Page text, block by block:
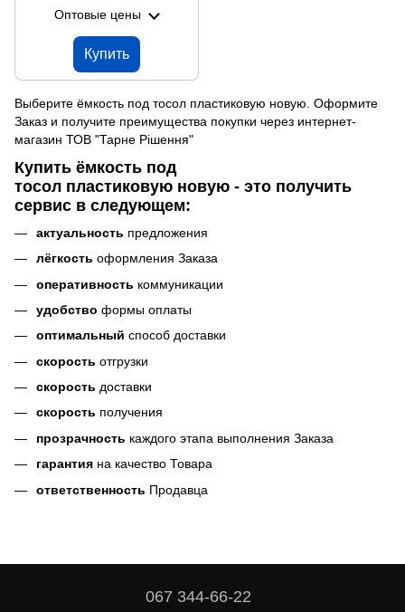
Оптовые цены
Купить
Выберите ёмкость под тосол пластиковую новую. Оформите
Заказ и получите преимущества покупки через интернет-
магазин ТОВ "Тарне Рішення"
Купить ёмкость под
тосол пластиковую новую - это получить
сервис в следующем:
актуальность предложения
лёгкость оформления Заказа
оперативность коммуникации
удобство формы оплаты
оптимальный способ доставки
скорость отгрузки
скорость доставки
скорость получения
прозрачность каждого этапа выполнения Заказа
гарантия на качество Товара
ответственность Продавца
067 344-66-22